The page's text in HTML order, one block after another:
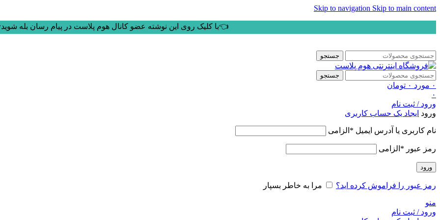
Skip to navigation Skip to main content
👈با کلیک روی این نوشته عضو کانال هوم پلاست در پیام رسان بله
جستجو
جستجو
۰ مورد ۰ تومان
۰
ورود / ثبت نام
ورود ایجاد یک حساب کاربری
نام کاربری یا آدرس ایمیل * الزامی
رمز عبور * الزامی
ورود
رمز عبور را فراموش کرده اید؟ مرا به خاطر بسپار
منو
ورود / ثبت نام